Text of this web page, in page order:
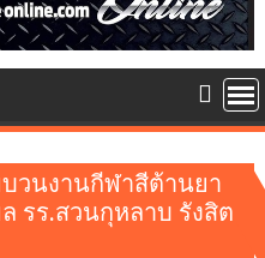
วนงานกีฬาสีต้านยา
รร.สวนกุหลาบ รังสิต